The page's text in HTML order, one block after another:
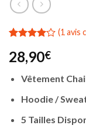
4.00 sur
5 basé
notation
(1 avis
28,90€
Vêtement
Hoodie /
5 Tailles